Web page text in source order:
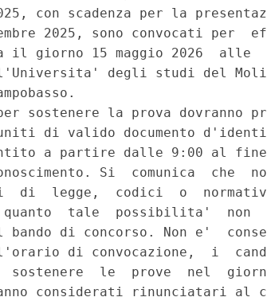
con scadenza per la
2025, sono convocati per
giorno 15 maggio 2026  alle
degli studi del
sostenere la prova dovranno
di valido documento
a partire dalle 9:00 al
Si  comunica  che
legge,  codici  o
quanto  tale  possibilita'  non
bando di concorso. Non e'
di convocazione,  i
sostenere  le  prove  nel
considerati rinunciatari al